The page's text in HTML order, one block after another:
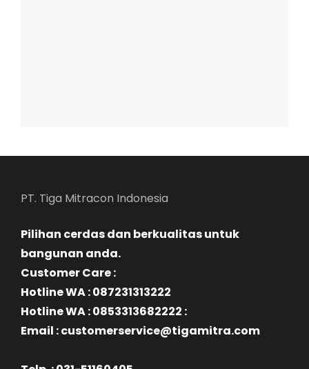
PT. Tiga Mitracon Indonesia
Pilihan cerdas dan berkualitas untuk
bangunan anda.
Customer Care :
Hotline WA : 087231313222
Hotline WA : 0853313682222 :
Email : customerservice@tigamitra.com